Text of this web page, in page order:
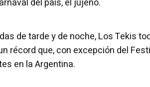
de tarde y de noche, Los Tekis
récord que, con excepción del
en la Argentina.